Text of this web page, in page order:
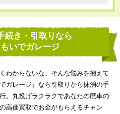
続き・引取りなら
いでガレージ
わからないな、そんな悩みを抱えて
ガレージ』なら引取りから抹消の手
。丸投げラクラクであなたの廃車の
高価買取でお金がもらえるチャン